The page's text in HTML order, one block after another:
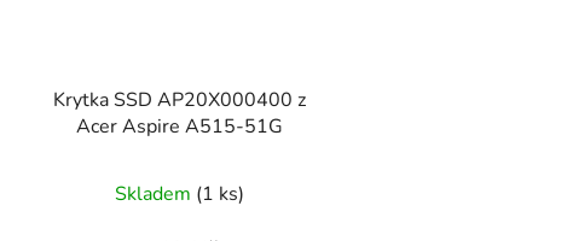
Krytka SSD AP20X000400 z
Acer Aspire A515-51G
Skladem (1 ks)